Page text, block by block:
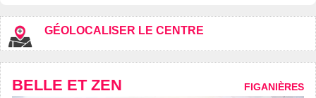
GÉOLOCALISER LE CENTRE
BELLE ET ZEN FIGANIÈRES